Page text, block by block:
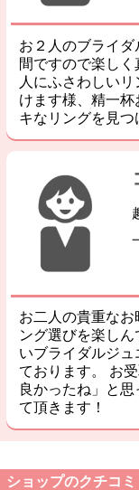
お２人のブライ
間ですので楽し
人にふさわしい
けます様、精一
キなリングを見つ
お二人の貴重なお
ング選びを楽し
いブライダルジ
ております。 お
良かったね」と
て頂きます！
ショップのクチコミ